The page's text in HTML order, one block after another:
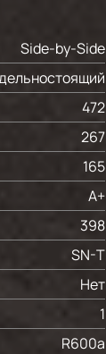
Side-by-Side
472
267
165
A+
398
SN-T
Нет
1
R600a